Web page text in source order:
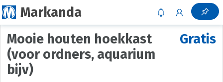
Markanda
Gratis
Mooie houten hoekkast
(voor ordners, aquarium
bijv)